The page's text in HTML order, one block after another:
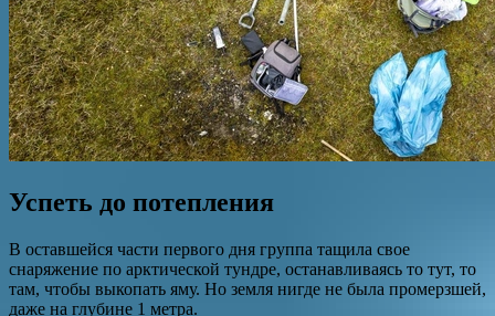
Успеть до потепления
В оставшейся части первого дня группа тащила свое
снаряжение по арктической тундре, останавливаясь то тут, то
там, чтобы выкопать яму. Но земля нигде не была промерзшей,
даже на глубине 1 метра.